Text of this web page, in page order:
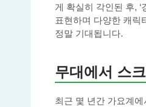
게 확실히 각인된 후,
표현하며 다양한 캐릭
정말 기대됩니다.
무대에서 스
최근 몇 년간 가요계